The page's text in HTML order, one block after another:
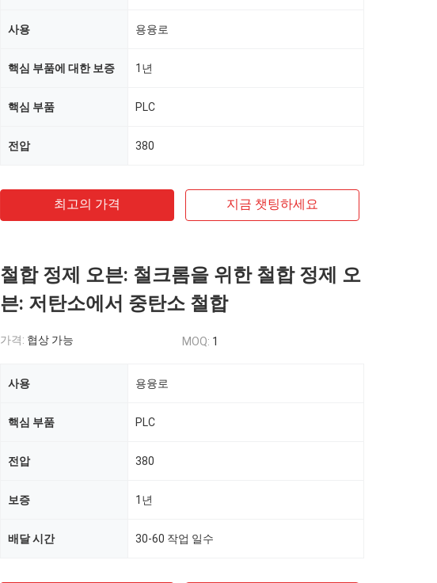
사용 용융로
핵심 부품에 대한 보증 1년
핵심 부품 PLC
전압 380
최고의 가격 지금 챗팅하세요
철합 정제 오븐: 철크롬을 위한 철합 정제 오
븐: 저탄소에서 중탄소 철합
가격: 협상 가능 MOQ: 1
사용 용융로
핵심 부품 PLC
전압 380
보증 1년
배달 시간 30-60 작업 일수